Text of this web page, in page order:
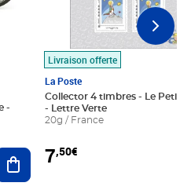
Ajouter au panier
Livraison offerte
La Poste
Collector 4 timbres - Le Petit
- Lettre Verte
20g / France
7,50€